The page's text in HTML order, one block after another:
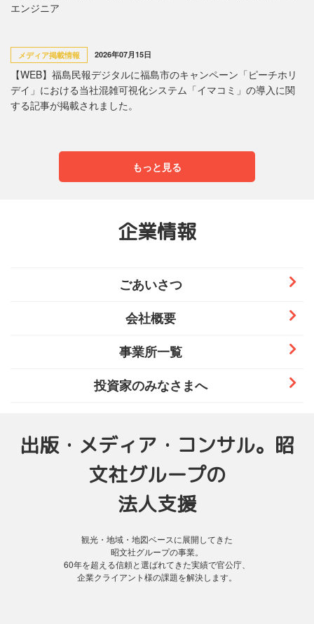
エンジニア
メディア掲載情報 2026年07月15日
【WEB】福島民報デジタルに福島市のキャンペーン「ピーチホリ
デイ」における当社混雑可視化システム「イマコミ」の導入に関
する記事が掲載されました。
もっと見る
企業情報
ごあいさつ
会社概要
事業所一覧
投資家のみなさまへ
出版・メディア・コンサル。昭
文社グループの
法人支援
観光・地域・地図ベースに展開してきた
昭文社グループの事業。
60年を超える信頼と選ばれてきた実績で官公庁、
企業クライアント様の課題を解決します。